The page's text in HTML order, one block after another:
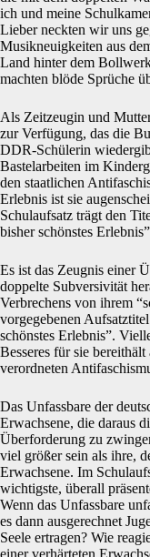
ich und meine
Lieber neckten wir uns
Musikneuigkeiten aus
Land hinter dem
machten blöde Sprüche
Als Zeitzeugin und
zur Verfügung, das die
DDR-Schülerin
Bastelarbeiten im
den staatlichen
Erlebnis ist sie
Schulaufsatz trägt den
bisher schönstes
Es ist das Zeugnis einer
doppelte Subversivität
Verbrechens von ihrem
vorgegebenen
schönstes Erlebnis”.
Besseres für sie
verordneten
Das Unfassbare der
Erwachsene, die daraus
Überforderung zu
viel größer sein als ihre,
Erwachsene. Im
wichtigste, überall
Wenn das Unfassbare
es dann ausgerechnet
Seele ertragen? Wie
einer verhärteten